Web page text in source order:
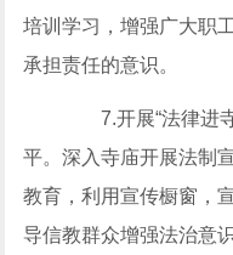
培训学习，增强广大职
承担责任的意识。
7.开展“法律进寺
平。深入寺庙开展法制
教育，利用宣传橱窗，
导信教群众增强法治意